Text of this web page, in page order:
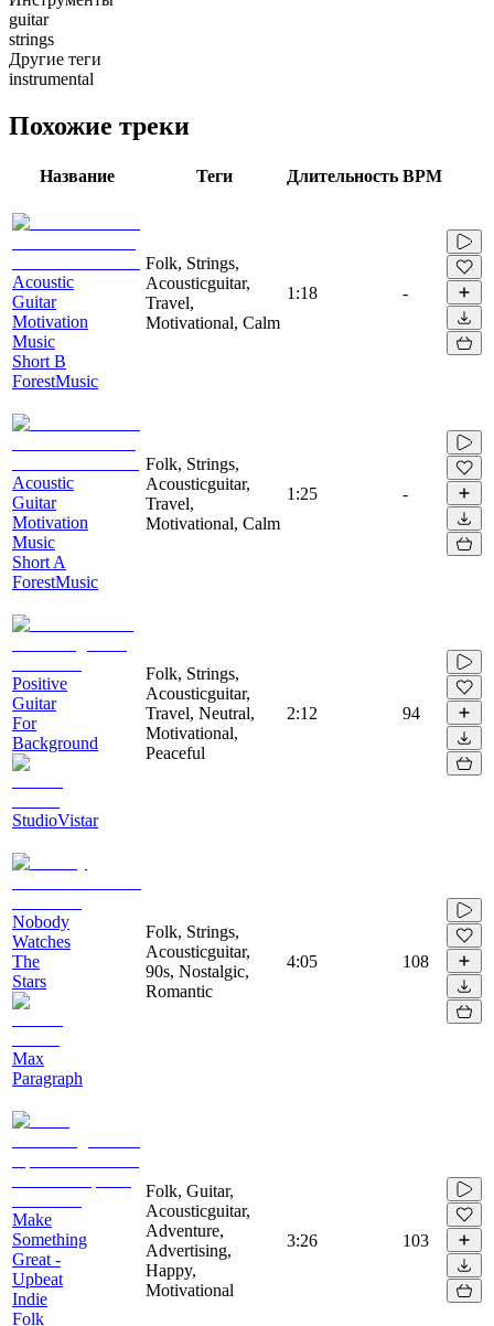
guitar
strings
Другие теги
instrumental
Похожие треки
Название Теги Длительность BPM
Acoustic
Guitar
Motivation
Music
Short B
ForestMusic
Folk, Strings,
Acousticguitar,
Travel,
Motivational, Calm
1:18 -
Acoustic
Guitar
Motivation
Music
Short A
ForestMusic
Folk, Strings,
Acousticguitar,
Travel,
Motivational, Calm
1:25 -
Positive
Guitar
For
Background
StudioVistar
Folk, Strings,
Acousticguitar,
Travel, Neutral,
Motivational,
Peaceful
2:12 94
Nobody
Watches
The
Stars
Max
Paragraph
Folk, Strings,
Acousticguitar,
90s, Nostalgic,
Romantic
4:05 108
Make
Something
Great -
Upbeat
Indie
Folk
Folk, Guitar,
Acousticguitar,
Adventure,
Advertising,
Happy,
Motivational
3:26 103